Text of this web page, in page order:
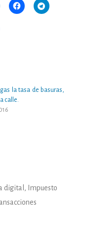
la tasa de basuras,
calle.
digital , Impuesto